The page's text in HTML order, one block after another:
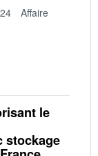
Affaire
le
stockage